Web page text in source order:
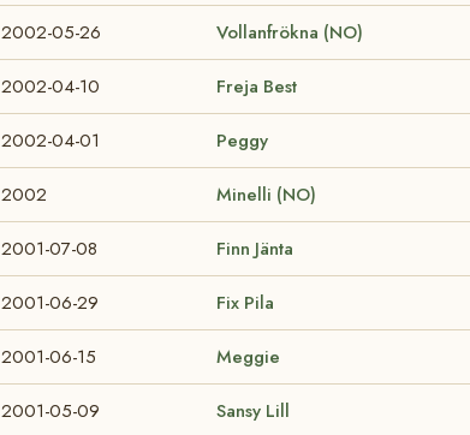
2002-05-26 Vollanfrökna (NO)
2002-04-10 Freja Best
2002-04-01 Peggy
2002 Minelli (NO)
2001-07-08 Finn Jänta
2001-06-29 Fix Pila
2001-06-15 Meggie
2001-05-09 Sansy Lill